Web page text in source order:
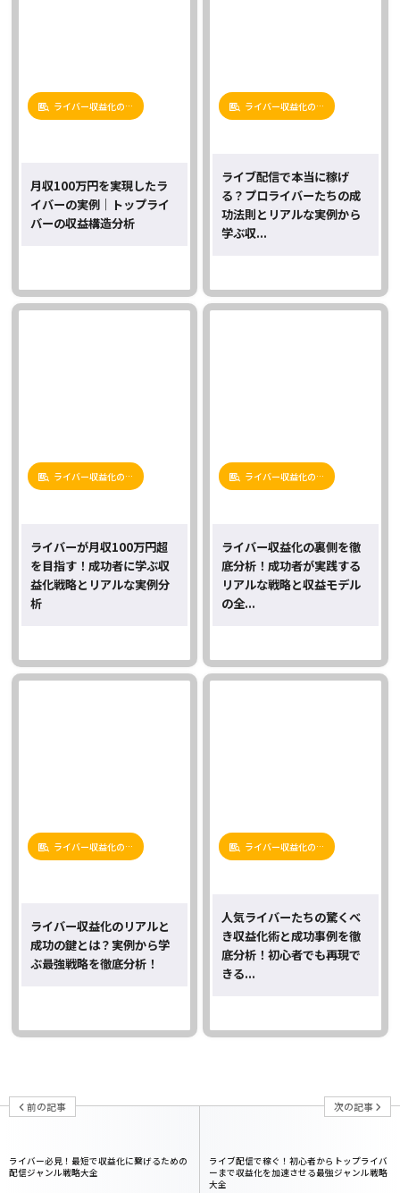
ライバー収益化の…
月収100万円を実現したラ
イバーの実例｜トップライ
バーの収益構造分析
ライバー収益化の…
ライブ配信で本当に稼げ
る？プロライバーたちの成
功法則とリアルな実例から
学ぶ収...
ライバー収益化の…
ライバーが月収100万円超
を目指す！成功者に学ぶ収
益化戦略とリアルな実例分
析
ライバー収益化の…
ライバー収益化の裏側を徹
底分析！成功者が実践する
リアルな戦略と収益モデル
の全...
ライバー収益化の…
ライバー収益化のリアルと
成功の鍵とは？実例から学
ぶ最強戦略を徹底分析！
ライバー収益化の…
人気ライバーたちの驚くべ
き収益化術と成功事例を徹
底分析！初心者でも再現で
きる...
前の記事
ライバー必見！最短で収益化に繋げるための
配信ジャンル戦略大全
次の記事
ライブ配信で稼ぐ！初心者からトップライバ
ーまで収益化を加速させる最強ジャンル戦略
大全